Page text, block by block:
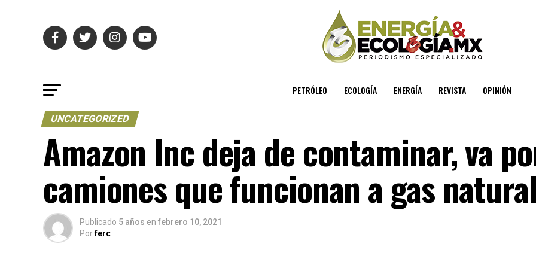
PETRÓLEO ECOLOGÍA ENERGÍA REVISTA OPINIÓN
UNCATEGORIZED
Amazon Inc deja de contaminar, va
camiones que funcionan a gas natural
Publicado 5 años en febrero 10, 2021
Porferc